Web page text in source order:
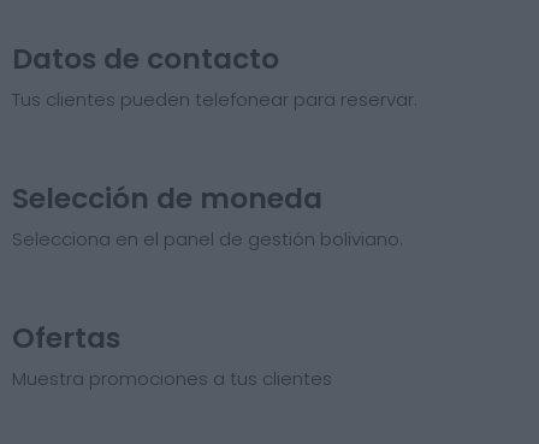
Datos de contacto
Tus clientes pueden telefonear para reservar.
Selección de moneda
Selecciona en el panel de gestión boliviano.
Ofertas
Muestra promociones a tus clientes